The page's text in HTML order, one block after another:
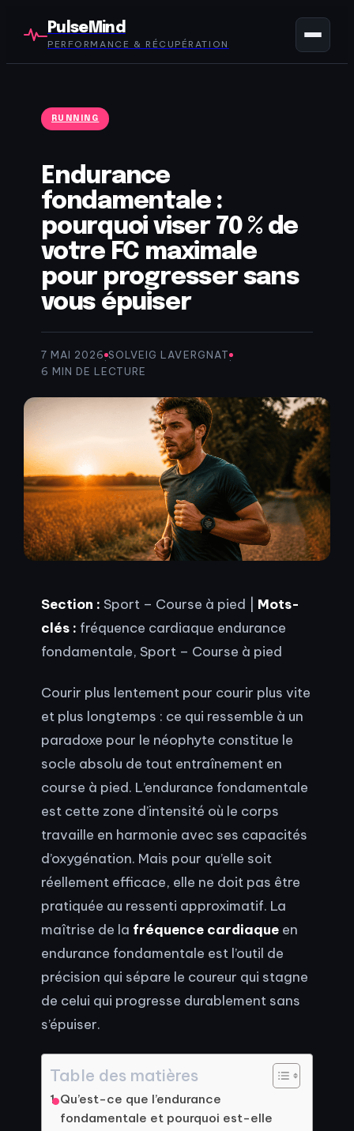
PulseMind
PERFORMANCE & RÉCUPÉRATION
RUNNING
Endurance
fondamentale :
pourquoi viser 70 % de
votre FC maximale
pour progresser sans
vous épuiser
7 MAI 2026·SOLVEIG LAVERGNAT·
6 MIN DE LECTURE
Section : Sport – Course à pied | Mots-
clés : fréquence cardiaque endurance
fondamentale, Sport – Course à pied
Courir plus lentement pour courir plus vite
et plus longtemps : ce qui ressemble à un
paradoxe pour le néophyte constitue le
socle absolu de tout entraînement en
course à pied. L’endurance fondamentale
est cette zone d’intensité où le corps
travaille en harmonie avec ses capacités
d’oxygénation. Mais pour qu’elle soit
réellement efficace, elle ne doit pas être
pratiquée au ressenti approximatif. La
maîtrise de la fréquence cardiaque en
endurance fondamentale est l’outil de
précision qui sépare le coureur qui stagne
de celui qui progresse durablement sans
s’épuiser.
Table des matières
Qu’est-ce que l’endurance
fondamentale et pourquoi est-elle